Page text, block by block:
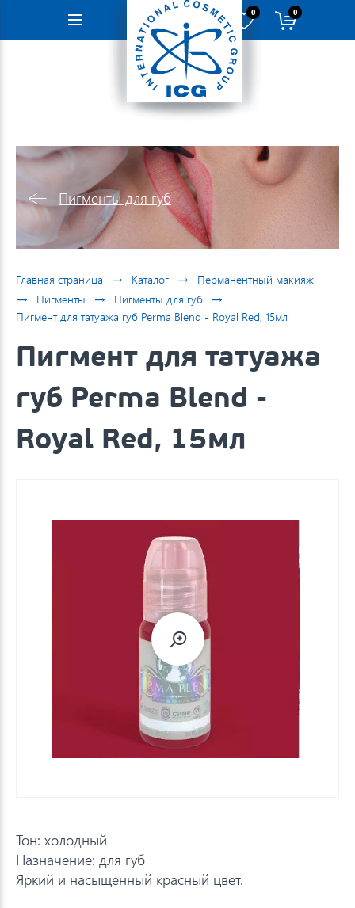
Навигация
0 0
Пигменты для губ
Главная страница → Каталог → Перманентный макияж
→ Пигменты → Пигменты для губ →
Пигмент для татуажа губ Perma Blend - Royal Red, 15мл
Пигмент для татуажа
губ Perma Blend -
Royal Red, 15мл
Тон: холодный
Назначение: для губ
Яркий и насыщенный красный цвет.